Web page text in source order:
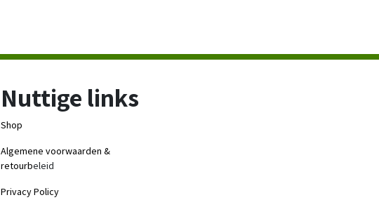
Nuttige links
Shop
Algemene voorwaarden &
retourbeleid
Privacy Policy